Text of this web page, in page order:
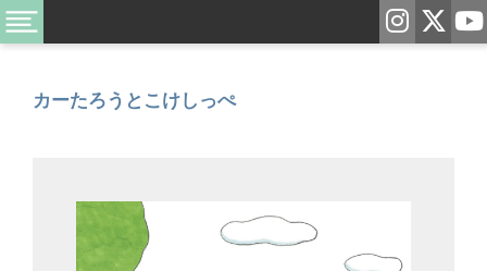
カーたろうとこけしっぺ